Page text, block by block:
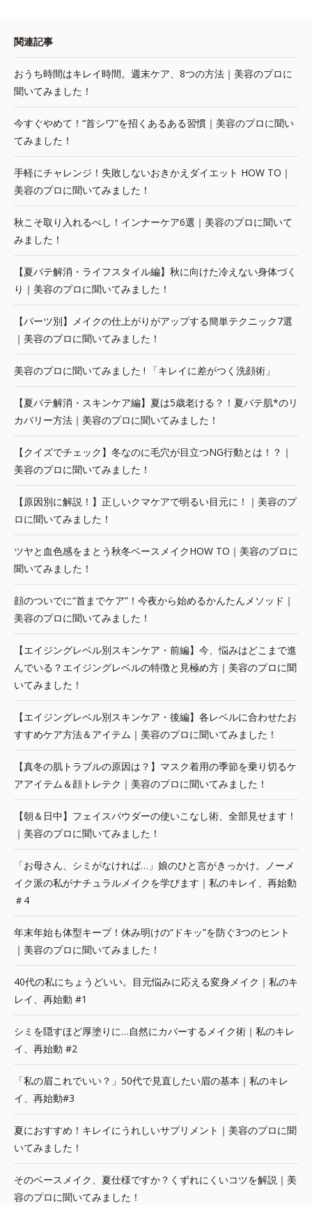
関連記事
おうち時間はキレイ時間。週末ケア、8つの方法｜美容のプロに
聞いてみました！
今すぐやめて！“首シワ”を招くあるある習慣｜美容のプロに聞い
てみました！
手軽にチャレンジ！失敗しないおきかえダイエット HOW TO｜
美容のプロに聞いてみました！
秋こそ取り入れるべし！インナーケア6選｜美容のプロに聞いて
みました！
【夏バテ解消・ライフスタイル編】秋に向けた冷えない身体づく
り｜美容のプロに聞いてみました！
【パーツ別】メイクの仕上がりがアップする簡単テクニック7選
｜美容のプロに聞いてみました！
美容のプロに聞いてみました ! 「キレイに差がつく洗顔術」
【夏バテ解消・スキンケア編】夏は5歳老ける？！夏バテ肌*のリ
カバリー方法｜美容のプロに聞いてみました！
【クイズでチェック】冬なのに毛穴が目立つNG行動とは！？｜
美容のプロに聞いてみました！
【原因別に解説！】正しいクマケアで明るい目元に！｜美容のプ
ロに聞いてみました！
ツヤと血色感をまとう秋冬ベースメイクHOW TO｜美容のプロに
聞いてみました！
顔のついでに“首までケア”！今夜から始めるかんたんメソッド｜
美容のプロに聞いてみました！
【エイジングレベル別スキンケア・前編】今、悩みはどこまで進
んでいる？エイジングレベルの特徴と見極め方｜美容のプロに聞
いてみました！
【エイジングレベル別スキンケア・後編】各レベルに合わせたお
すすめケア方法＆アイテム｜美容のプロに聞いてみました！
【真冬の肌トラブルの原因は？】マスク着用の季節を乗り切るケ
アアイテム＆顔トレテク｜美容のプロに聞いてみました！
【朝＆日中】フェイスパウダーの使いこなし術、全部見せます！
｜美容のプロに聞いてみました！
「お母さん、シミがなければ…」娘のひと言がきっかけ。ノーメ
イク派の私がナチュラルメイクを学びます｜私のキレイ、再始動
＃4
年末年始も体型キープ！休み明けの“ドキッ”を防ぐ3つのヒント
｜美容のプロに聞いてみました！
40代の私にちょうどいい。目元悩みに応える変身メイク｜私のキ
レイ、再始動 #1
シミを隠すほど厚塗りに…自然にカバーするメイク術｜私のキレ
イ、再始動 #2
「私の眉これでいい？」50代で見直したい眉の基本｜私のキレ
イ、再始動#3
夏におすすめ！キレイにうれしいサプリメント｜美容のプロに聞
いてみました！
そのベースメイク、夏仕様ですか？くずれにくいコツを解説｜美
容のプロに聞いてみました！